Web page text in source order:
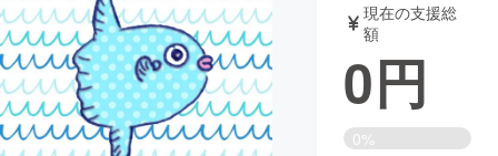
アート・写真
テクノロジー・ガジェット ゲーム・サ
現在の支援総
額
0円
0%